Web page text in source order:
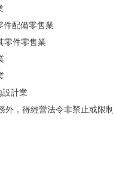
件配備零售業
零件零售業
計業
外，得經營法令非禁止或限